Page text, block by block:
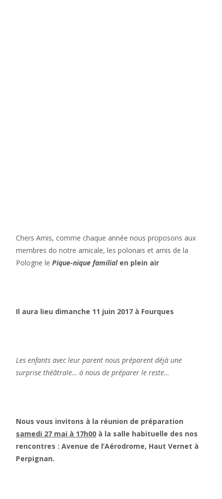
Chers Amis, comme chaque année nous proposons aux
membres do notre amicale, les polonais et amis de la
Pologne le Pique-nique familialen plein air
Il aura lieu dimanche 11 juin 2017 à Fourques
Les enfants avec leur parent nous préparent déjà une
surprise théâtrale… à nous de préparer le reste…
Nous vous invitons à la réunion de préparation
samedi 27 mai à 17h00 à la salle habituelle des nos
rencontres : Avenue de l’Aérodrome, Haut Vernet à
Perpignan.